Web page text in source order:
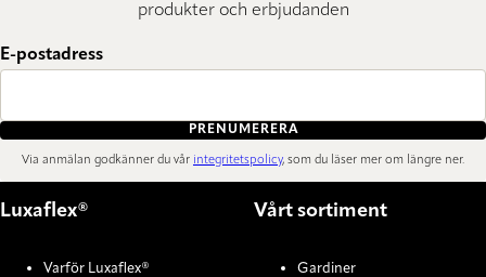
produkter och erbjudanden
E-postadress
PRENUMERERA
Via anmälan godkänner du vår integritetspolicy, som du läser mer om längre ner.
Luxaflex®
Varför Luxaflex®
Vårt sortiment
Gardiner